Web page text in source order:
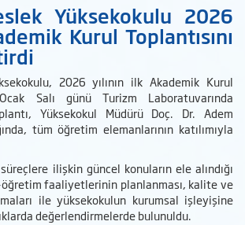
Yüksekokulu 2026
Kurul Toplantısını
2026 yılının ilk Akademik Kurul
Salı günü Turizm Laboratuvarında
Yüksekokul Müdürü Doç. Dr. Adem
tüm öğretim elemanlarının katılımıyla
ilişkin güncel konuların ele alındığı
faaliyetlerinin planlanması, kalite ve
ile yüksekokulun kurumsal işleyişine
değerlendirmelerde bulunuldu.